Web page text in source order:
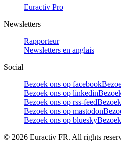
Euractiv Pro
Newsletters
Rapporteur
Newsletters en anglais
Social
Bezoek ons op facebook
Bezoek ons op linkedin
Bezoek ons op rss-feed
Bezoek ons op mastodon
Bezoek ons op bluesky
© 2026 Euractiv FR. All rights